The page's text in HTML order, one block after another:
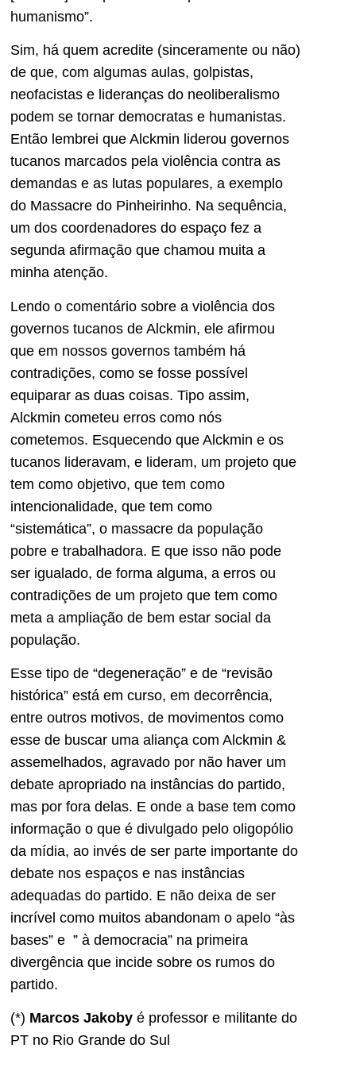
humanismo”.
Sim, há quem acredite (sinceramente ou não)
de que, com algumas aulas, golpistas,
neofacistas e lideranças do neoliberalismo
podem se tornar democratas e humanistas.
Então lembrei que Alckmin liderou governos
tucanos marcados pela violência contra as
demandas e as lutas populares, a exemplo
do Massacre do Pinheirinho. Na sequência,
um dos coordenadores do espaço fez a
segunda afirmação que chamou muita a
minha atenção.
Lendo o comentário sobre a violência dos
governos tucanos de Alckmin, ele afirmou
que em nossos governos também há
contradições, como se fosse possível
equiparar as duas coisas. Tipo assim,
Alckmin cometeu erros como nós
cometemos. Esquecendo que Alckmin e os
tucanos lideravam, e lideram, um projeto que
tem como objetivo, que tem como
intencionalidade, que tem como
“sistemática”, o massacre da população
pobre e trabalhadora. E que isso não pode
ser igualado, de forma alguma, a erros ou
contradições de um projeto que tem como
meta a ampliação de bem estar social da
população.
Esse tipo de “degeneração” e de “revisão
histórica” está em curso, em decorrência,
entre outros motivos, de movimentos como
esse de buscar uma aliança com Alckmin &
assemelhados, agravado por não haver um
debate apropriado na instâncias do partido,
mas por fora delas. E onde a base tem como
informação o que é divulgado pelo oligopólio
da mídia, ao invés de ser parte importante do
debate nos espaços e nas instâncias
adequadas do partido. E não deixa de ser
incrível como muitos abandonam o apelo “às
bases” e ” à democracia” na primeira
divergência que incide sobre os rumos do
partido.
(*) Marcos Jakoby é professor e militante do
PT no Rio Grande do Sul